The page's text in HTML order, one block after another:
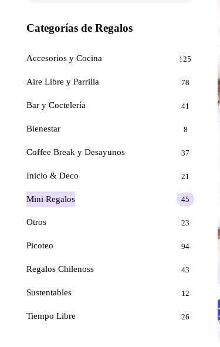
Categorías de Regalos
Accesorios y Cocina 125
Aire Libre y Parrilla 78
Bar y Coctelería 41
Bienestar 8
Coffee Break y Desayunos 37
Inicio & Deco 21
Mini Regalos 45
Otros 23
Picoteo 94
Regalos Chilenoss 43
Sustentables 12
Tiempo Libre 26